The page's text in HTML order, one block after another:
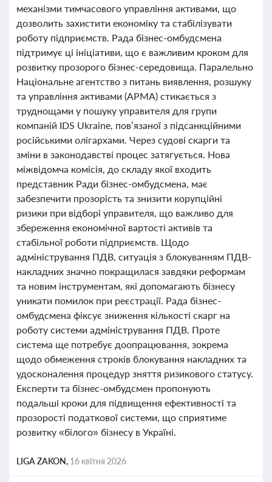
механізми тимчасового управління активами, що
дозволить захистити економіку та стабілізувати
роботу підприємств. Рада бізнес-омбудсмена
підтримує ці ініціативи, що є важливим кроком для
розвитку прозорого бізнес-середовища. Паралельно
Національне агентство з питань виявлення, розшуку
та управління активами (АРМА) стикається з
труднощами у пошуку управителя для групи
компаній IDS Ukraine, пов’язаної з підсанкційними
російськими олігархами. Через судові скарги та
зміни в законодавстві процес затягується. Нова
міжвідомча комісія, до складу якої входить
представник Ради бізнес-омбудсмена, має
забезпечити прозорість та знизити корупційні
ризики при відборі управителя, що важливо для
збереження економічної вартості активів та
стабільної роботи підприємств. Щодо
адміністрування ПДВ, ситуація з блокуванням ПДВ-
накладних значно покращилася завдяки реформам
та новим інструментам, які допомагають бізнесу
уникати помилок при реєстрації. Рада бізнес-
омбудсмена фіксує зниження кількості скарг на
роботу системи адміністрування ПДВ. Проте
система ще потребує доопрацювання, зокрема
щодо обмеження строків блокування накладних та
удосконалення процедур зняття ризикового статусу.
Експерти та бізнес-омбудсмен пропонують
подальші кроки для підвищення ефективності та
прозорості податкової системи, що сприятиме
розвитку «білого» бізнесу в Україні.
LIGA ZAKON, 16 квітня 2026